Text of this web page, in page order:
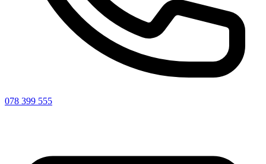
078 399 555